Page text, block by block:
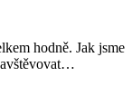
hodně. Jak jsme